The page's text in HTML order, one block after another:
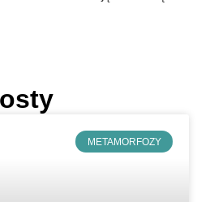
METAMORFOZY